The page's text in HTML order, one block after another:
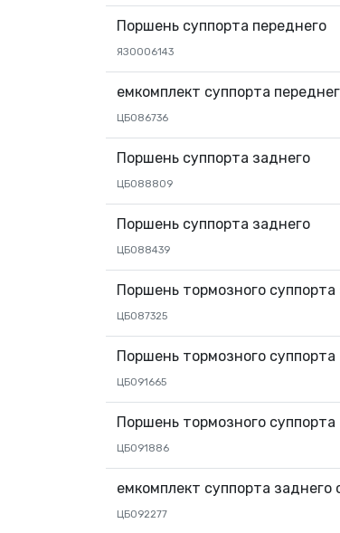
Поршень суппорта переднего
ЯЗ0006143
емкомплект суппорта
ЦБ086736
Поршень суппорта заднего
ЦБ088809
Поршень суппорта заднего
ЦБ088439
Поршень тормозного
ЦБ087325
Поршень тормозного суппорта
ЦБ091665
Поршень тормозного суппорта
ЦБ091886
емкомплект суппорта заднего
ЦБ092277